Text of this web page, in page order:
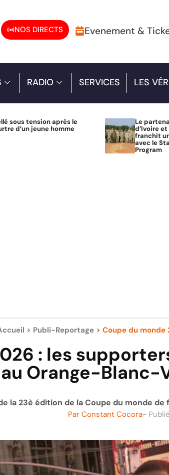
NOS DIRECTS Evenement &
RADIO SERVICES LES
sous tension après le
d’un jeune homme
Le
d’Ivoire
franchit
avec le
Program
> Publi-Reportage > Coupe du monde
: les
Orange-Blanc-
la 23è édition de la Coupe du monde
Par Constant Cocora- Publié